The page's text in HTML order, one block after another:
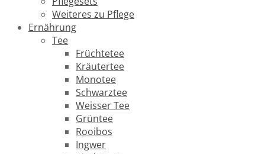
Weiteres zu Pflege
Ernährung
Tee
Früchtetee
Kräutertee
Monotee
Schwarztee
Weisser Tee
Grüntee
Rooibos
Ingwer